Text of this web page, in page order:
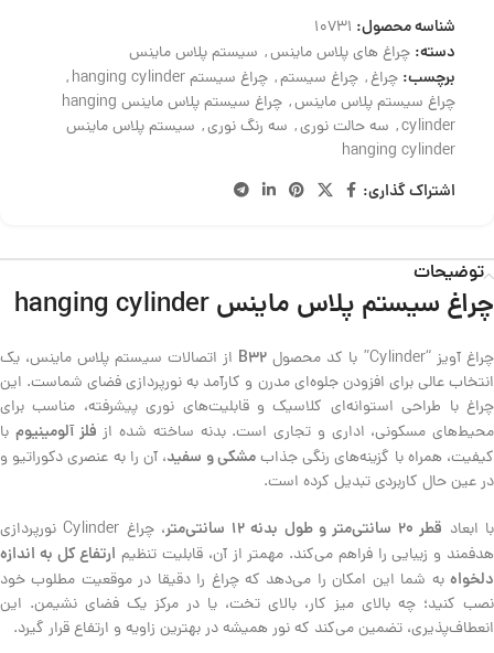
شناسه محصول: 10731
دسته: چراغ های پلاس ماینس, سیستم پلاس ماینس
برچسب: چراغ, چراغ سیستم, چراغ سیستم hanging cylinder
,
چراغ سیستم پلاس ماینس,
چراغ سیستم پلاس ماینس hanging
cylinder
, سه حالت نوری, سه رنگ نوری, سیستم پلاس ماینس
hanging cylinder
اشتراک گذاری:
توضیحات
چراغ سیستم پلاس ماینس hanging cylinder
چراغ آویز “Cylinder” با کد محصول B32 از اتصالات سیستم پلاس ماینس، یک
انتخاب عالی برای افزودن جلوه‌ای مدرن و کارآمد به نورپردازی فضای شماست. این
چراغ با طراحی استوانه‌ای کلاسیک و قابلیت‌های نوری پیشرفته، مناسب برای
محیط‌های مسکونی، اداری و تجاری است. بدنه ساخته شده از فلز آلومینیوم با
کیفیت، همراه با گزینه‌های رنگی جذابمشکی و سفید، آن را به عنصری دکوراتیو و
در عین حال کاربردی تبدیل کرده است.
با ابعاد قطر ۲۰ سانتی‌متر و طول بدنه ۱۲ سانتی‌متر
، چراغ Cylinder نورپردازی
هدفمند و زیبایی را فراهم می‌کند. مهمتر از آن، قابلیت تنظیم ارتفاع کل به اندازه
دلخواه به شما این امکان را می‌دهد که چراغ را دقیقا در موقعیت مطلوب خود
نصب کنید؛ چه بالای میز کار، بالای تخت، یا در مرکز یک فضای نشیمن. این
انعطاف‌پذیری، تضمین می‌کند که نور همیشه در بهترین زاویه و ارتفاع قرار گیرد.